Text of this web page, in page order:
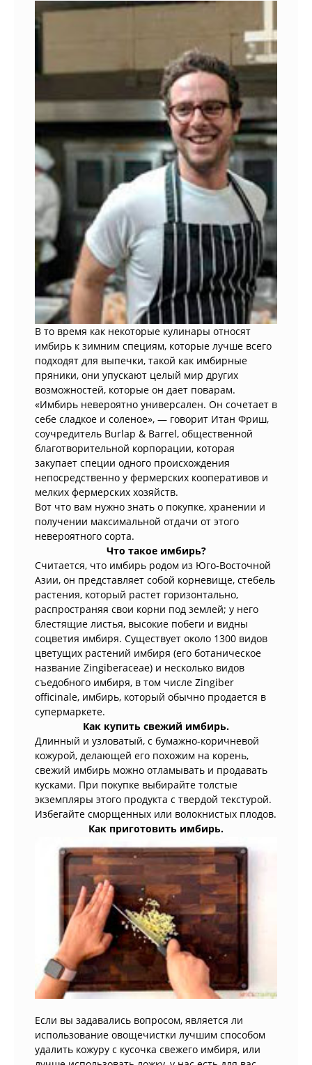
В то время как некоторые кулинары относят
имбирь к зимним специям, которые лучше всего
подходят для выпечки, такой как имбирные
пряники, они упускают целый мир других
возможностей, которые он дает поварам.
«Имбирь невероятно универсален. Он сочетает в
себе сладкое и соленое», — говорит Итан Фриш,
соучредитель Burlap & Barrel, общественной
благотворительной корпорации, которая
закупает специи одного происхождения
непосредственно у фермерских кооперативов и
мелких фермерских хозяйств.
Вот что вам нужно знать о покупке, хранении и
получении максимальной отдачи от этого
невероятного сорта.
Что такое имбирь?
Считается, что имбирь родом из Юго-Восточной
Азии, он представляет собой корневище, стебель
растения, который растет горизонтально,
распространяя свои корни под землей; у него
блестящие листья, высокие побеги и видны
соцветия имбиря. Существует около 1300 видов
цветущих растений имбиря (его ботаническое
название Zingiberaceae) и несколько видов
съедобного имбиря, в том числе Zingiber
officinale, имбирь, который обычно продается в
супермаркете.
Как купить свежий имбирь.
Длинный и узловатый, с бумажно-коричневой
кожурой, делающей его похожим на корень,
свежий имбирь можно отламывать и продавать
кусками. При покупке выбирайте толстые
экземпляры этого продукта с твердой текстурой.
Избегайте сморщенных или волокнистых плодов.
Как приготовить имбирь.
Если вы задавались вопросом, является ли
использование овощечистки лучшим способом
удалить кожуру с кусочка свежего имбиря, или